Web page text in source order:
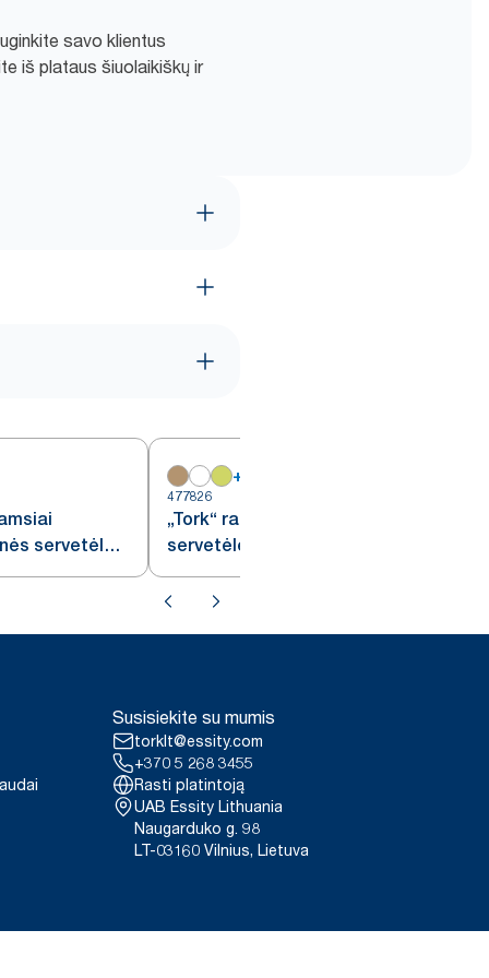
savo klientus
iš plataus šiuolaikiškų ir
servetėlės,
+
477826
„Tork“ raudonos kokteilių
servetėlės
Susisiekite su mumis
torklt@essity.com
+370 5 268 3455
Rasti platintoją
UAB Essity Lithuania
Naugarduko g. 98
LT-03160 Vilnius, Lietuva